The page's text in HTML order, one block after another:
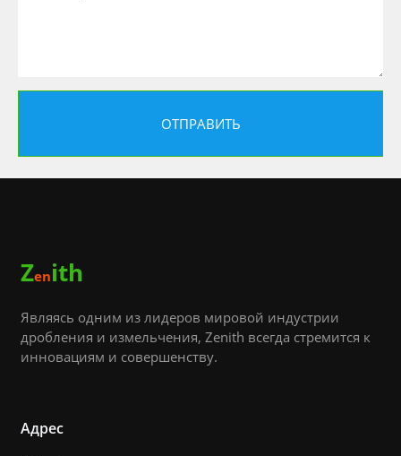
Zenith
Являясь одним из лидеров мировой индустрии
дробления и измельчения, Zenith всегда стремится к
инновациям и совершенству.
Адрес